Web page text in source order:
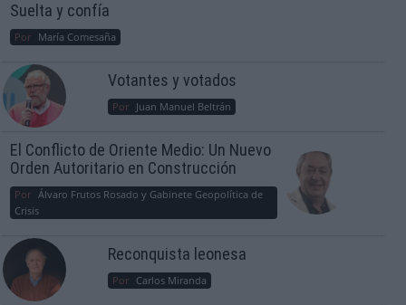
Suelta y confía
Por María Comesaña
Votantes y votados
Por Juan Manuel Beltrán
El Conflicto de Oriente Medio: Un Nuevo
Orden Autoritario en Construcción
Por Álvaro Frutos Rosado y Gabinete Geopolítica de
Crisis
Reconquista leonesa
Por Carlos Miranda